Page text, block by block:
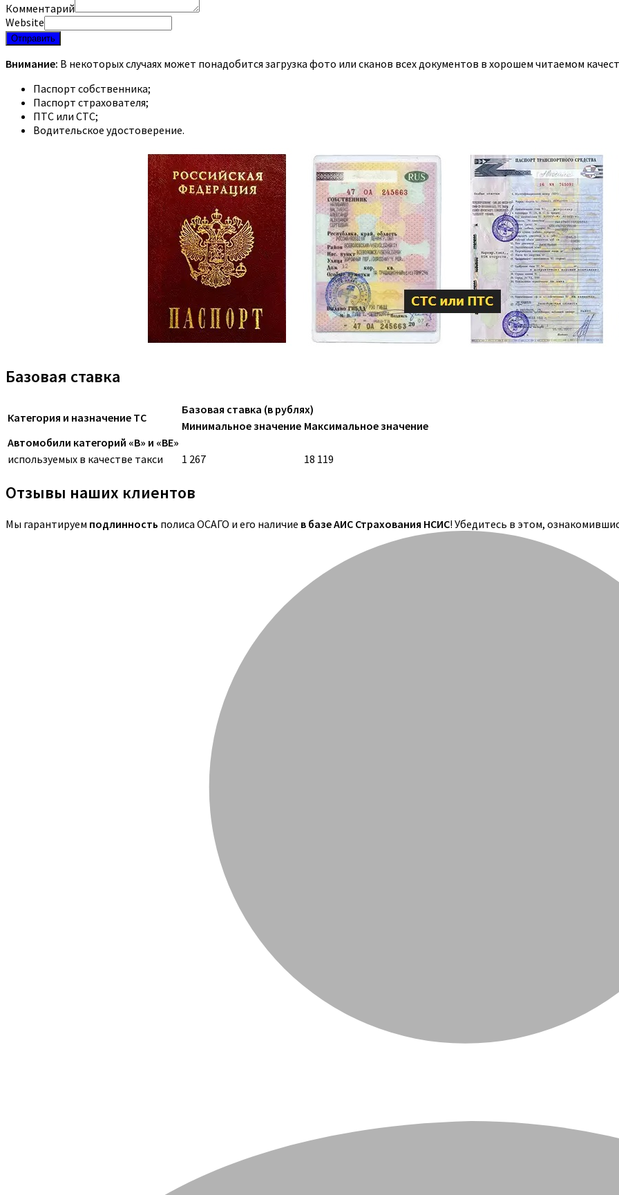
Комментарий
Website
Отправить
Внимание: В некоторых случаях может понадобится загрузка фото или сканов всех документов в хорошем читаемом
Паспорт собственника;
Паспорт страхователя;
ПТС или СТС;
Водительское удостоверение.
Базовая ставка
Категория и назначение ТС
Базовая ставка (в рублях)
Минимальное значение Максимальное значение
Автомобили категорий «B» и «BE»
используемых в качестве такси
1 267 18 119
Отзывы наших клиентов
Мы гарантируем подлинность полиса ОСАГО и его наличие в базе АИС Страхования НСИС! Убедитесь в этом,